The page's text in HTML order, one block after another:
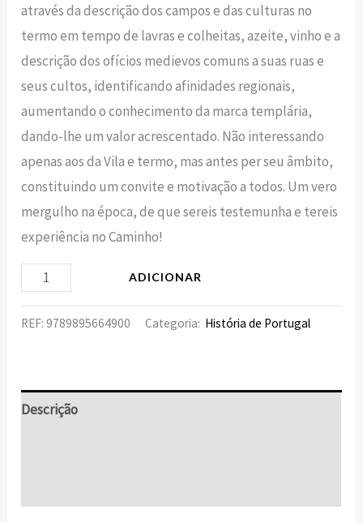
atra­vés da descrição dos campos e das culturas no
termo em tempo de lavras e colheitas, azeite, vinho e a
descrição dos ofícios medievos comuns a suas ruas e
seus cultos, identi­ficando afinidades regionais,
aumentando o conhecimen­to da marca templária,
dando-lhe um valor acrescentado. Não interessando
apenas aos da Vila e termo, mas antes per seu âmbito,
constituindo um convite e motivação a todos. Um vero
mergulho na época, de que sereis teste­munha e tereis
experiência no Caminho!
ADICIONAR
REF:9789895664900 Categoria: História de Portugal
Descrição